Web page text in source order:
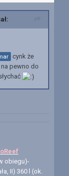
cynk że
pewno do
obiegu)-
II) 360 l (ok.